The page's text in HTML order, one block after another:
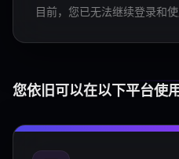
目前，您已无法继续登录和
您依旧可以在以下平台使